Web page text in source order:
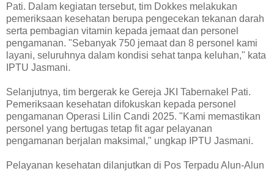
Pati. Dalam kegiatan tersebut, tim Dokkes melakukan
pemeriksaan kesehatan berupa pengecekan tekanan darah
serta pembagian vitamin kepada jemaat dan personel
pengamanan. "Sebanyak 750 jemaat dan 8 personel kami
layani, seluruhnya dalam kondisi sehat tanpa keluhan," kata
IPTU Jasmani.
Selanjutnya, tim bergerak ke Gereja JKI Tabernakel Pati.
Pemeriksaan kesehatan difokuskan kepada personel
pengamanan Operasi Lilin Candi 2025. "Kami memastikan
personel yang bertugas tetap fit agar pelayanan
pengamanan berjalan maksimal," ungkap IPTU Jasmani.
Pelayanan kesehatan dilanjutkan di Pos Terpadu Alun-Alun